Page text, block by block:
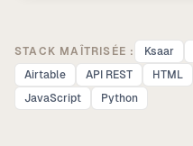
STACK MAÎTRISÉE : Ksaar
Airtable
API REST HTML
JavaScript
Python